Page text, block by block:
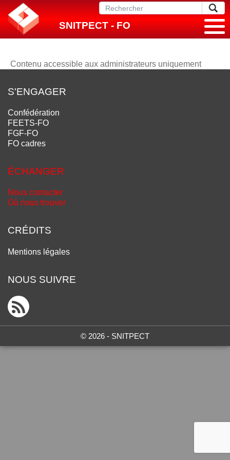
SNITPECT - FO
Contenu accessible aux administrateurs uniquement
S'ENGAGER
Confédération
FEETS-FO
FGF-FO
FO cadres
ÉCHANGER
Nous contacter
Où nous trouver
CRÉDITS
Mentions légales
NOUS SUIVRE
© 2026 - SNITPECT